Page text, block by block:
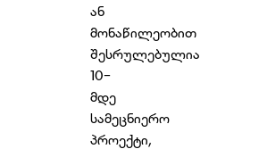
ან
მონაწილეობით
შესრულებულია
10-
მდე
სამეცნიერო
პროექტი,